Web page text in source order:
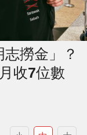
撈金」？
收7位數